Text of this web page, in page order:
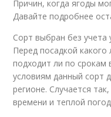
Причин, когда ягоды
Давайте подробнее
Сорт выбран без учета
Перед посадкой
подходит ли по срокам
условиям данный сорт
регионе. Случается
времени и теплой